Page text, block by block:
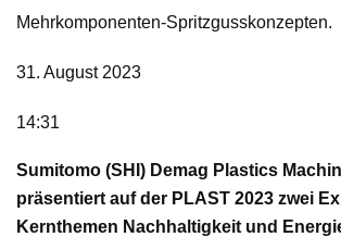
Mehrkomponenten-Spritzgusskonzepten.
31. August 2023
14:31
Sumitomo (SHI) Demag Plastics
präsentiert auf der PLAST 2023 zwei
Kernthemen Nachhaltigkeit und